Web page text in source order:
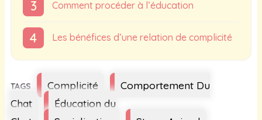
Comment procéder à l’éducation
Les bénéfices d’une relation de complicité
Étiquettes
Complicité
Comportement Du
Chat
Éducation du